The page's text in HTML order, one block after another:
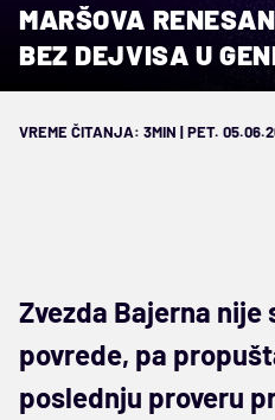
MARŠOVA
BEZ DEJVISA U
VREME ČITANJA: 3MIN | PET.
Zvezda Bajerna nije
povrede, pa
poslednju proveru